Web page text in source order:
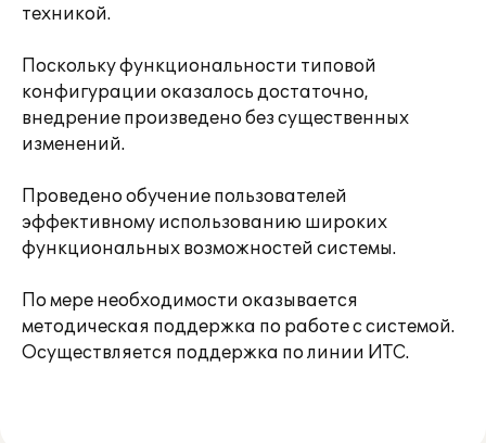
техникой.
Поскольку функциональности типовой
конфигурации оказалось достаточно,
внедрение произведено без существенных
изменений.
Проведено обучение пользователей
эффективному использованию широких
функциональных возможностей системы.
По мере необходимости оказывается
методическая поддержка по работе с системой.
Осуществляется поддержка по линии ИТС.